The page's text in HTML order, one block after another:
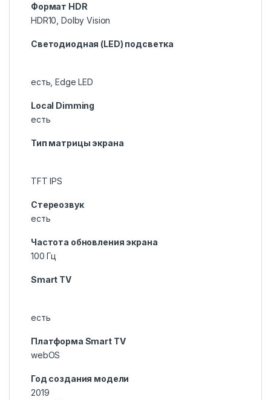
Формат HDR
HDR10, Dolby Vision
Светодиодная (LED) подсветка
есть, Edge LED
Local Dimming
есть
Тип матрицы экрана
TFT IPS
Стереозвук
есть
Частота обновления экрана
100 Гц
Smart TV
есть
Платформа Smart TV
webOS
Год создания модели
2019